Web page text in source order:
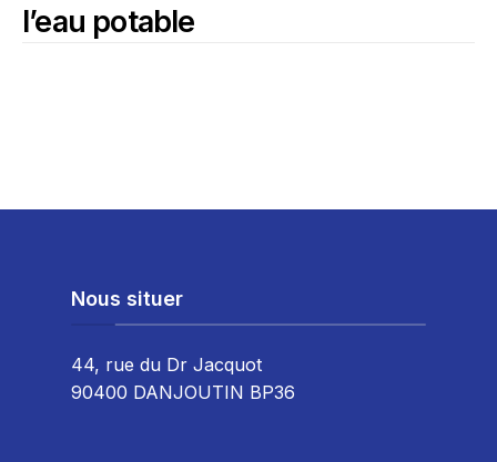
l’eau potable
Nous situer
44, rue du Dr Jacquot
90400 DANJOUTIN BP36